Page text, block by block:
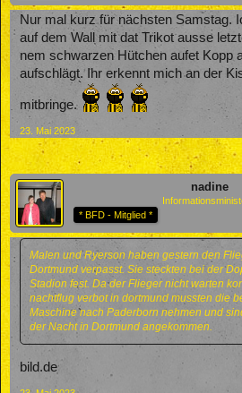
Nur mal kurz für nächsten Samstag.
auf dem Wall mit dat Trikot ausse
nem schwarzen Hütchen aufet Kopp
aufschlägt. Ihr erkennt mich an der
mitbringe.
23. Mai 2023
nadine
* BFD - Mitglied *
Malen und Ryerson haben gestern den
Dortmund verpasst. Sie steckten bei der
Stadion fest. Da der Flieger nicht warten
nachtflug verbot in dortmund mussten die
Maschine nach Paderborn nehmen und
der Nacht in Dortmund angekommen.
bild.de